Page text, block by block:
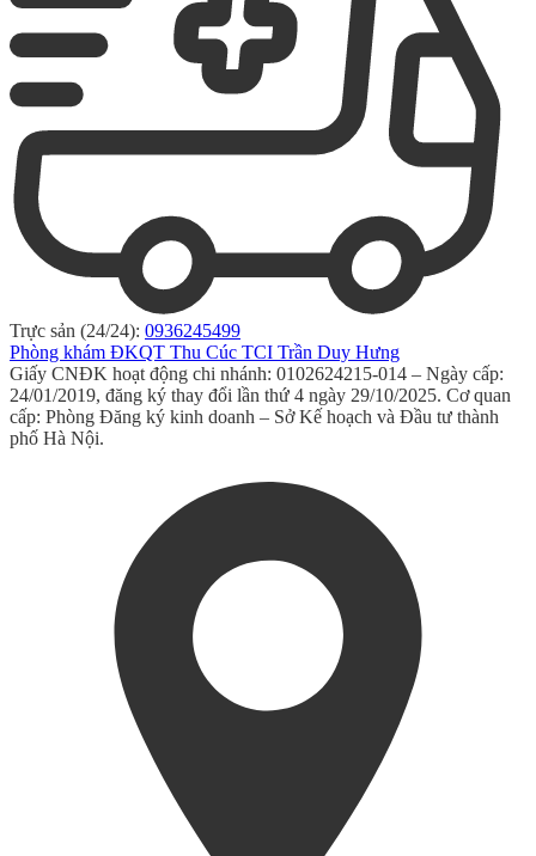
Trực sản (24/24): 0936245499
Phòng khám ĐKQT Thu Cúc TCI Trần Duy Hưng
Giấy CNĐK hoạt động chi nhánh: 0102624215-014 – Ngày cấp:
24/01/2019, đăng ký thay đổi lần thứ 4 ngày 29/10/2025. Cơ quan
cấp: Phòng Đăng ký kinh doanh – Sở Kế hoạch và Đầu tư thành
phố Hà Nội.